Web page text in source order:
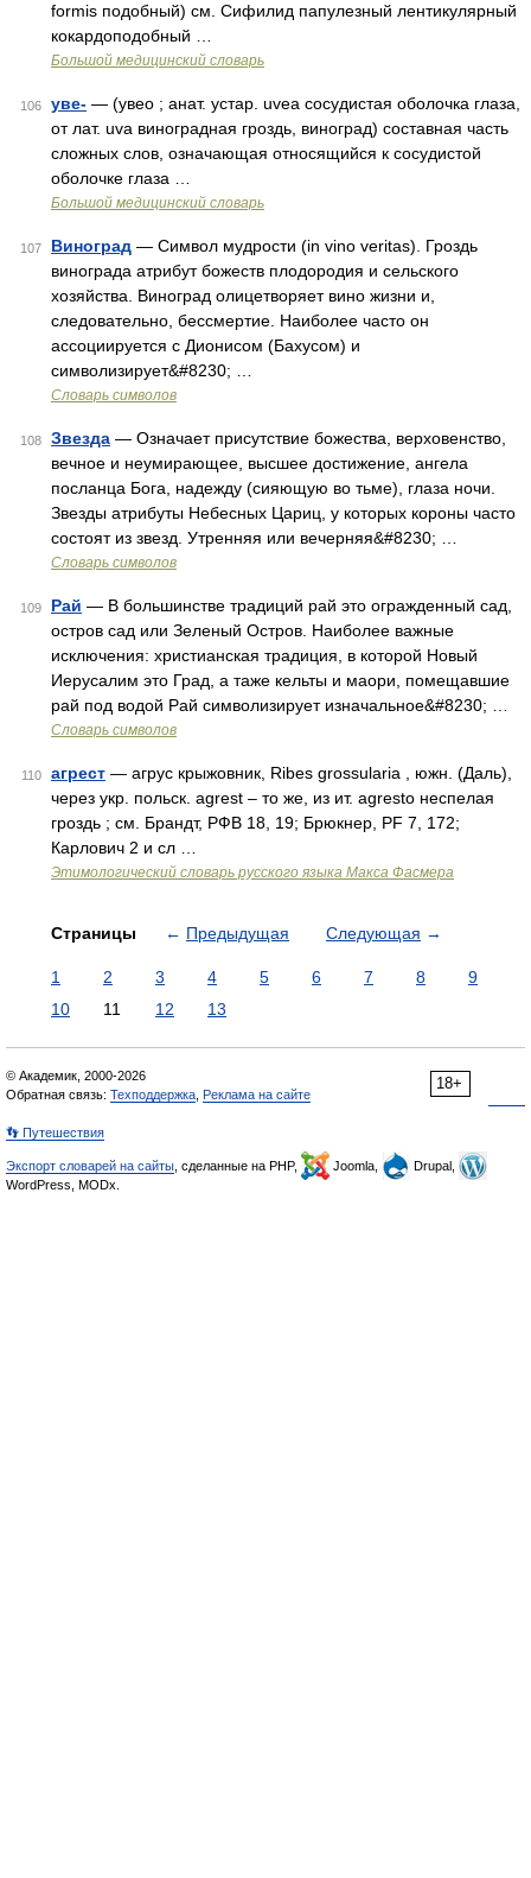
formis подобный) см. Сифилид папулезный лентикулярный
кокардоподобный …
Большой медицинский словарь
106 уве- — (увео ; анат. устар. uvea сосудистая оболочка глаза,
от лат. uva виноградная гроздь, виноград) составная часть
сложных слов, означающая относящийся к сосудистой
оболочке глаза …
Большой медицинский словарь
107 Виноград — Символ мудрости (in vino veritas). Гроздь
винограда атрибут божеств плодородия и сельского
хозяйства. Виноград олицетворяет вино жизни и,
следовательно, бессмертие. Наиболее часто он
ассоциируется с Дионисом (Бахусом) и
символизирует&#8230; …
Словарь символов
108 Звезда — Означает присутствие божества, верховенство,
вечное и неумирающее, высшее достижение, ангела
посланца Бога, надежду (сияющую во тьме), глаза ночи.
Звезды атрибуты Небесных Цариц, у которых короны часто
состоят из звезд. Утренняя или вечерняя&#8230; …
Словарь символов
109 Рай — В большинстве традиций рай это огражденный сад,
остров сад или Зеленый Остров. Наиболее важные
исключения: христианская традиция, в которой Новый
Иерусалим это Град, а таже кельты и маори, помещавшие
рай под водой Рай символизирует изначальное&#8230; …
Словарь символов
110 агрест — агрус крыжовник, Ribes grossularia , южн. (Даль),
через укр. польск. agrest – то же, из ит. agresto неспелая
гроздь ; см. Брандт, РФВ 18, 19; Брюкнер, PF 7, 172;
Карлович 2 и сл …
Этимологический словарь русского языка Макса Фасмера
Страницы ← Предыдущая Следующая →
1 2 3 4 5 6 7 8
9
10
11 12 13
18+
© Академик, 2000-2026
Обратная связь: Техподдержка Реклама на сайте
👣 Путешествия
Экспорт словарей на сайты , сделанные на PHP, Joomla,
Drupal,
WordPress, MODx.